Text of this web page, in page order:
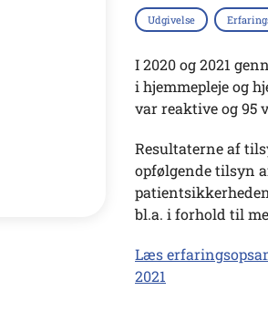
Udgivelse
I 2020 og 2021
i hjemmepleje og
var reaktive og 95
Resultaterne af
opfølgende tilsyn
bl.a. i forhold til
Læs
2021